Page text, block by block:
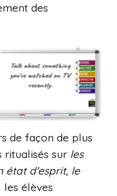
des
de façon de plus
ritualisés sur les
état d'esprit, le
élèves